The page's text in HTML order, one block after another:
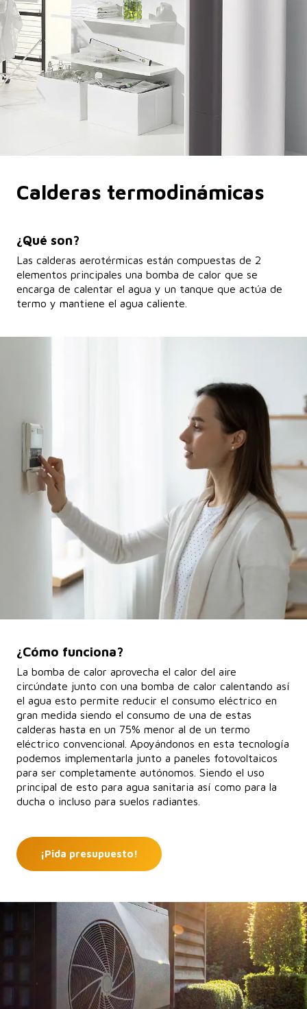
Calderas termodinámicas
¿Qué son?
Las calderas aerotérmicas están compuestas de 2
elementos principales una bomba de calor que se
encarga de calentar el agua y un tanque que actúa de
termo y mantiene el agua caliente.
¿Cómo funciona?
La bomba de calor aprovecha el calor del aire
circúndate junto con una bomba de calor calentando así
el agua esto permite reducir el consumo eléctrico en
gran medida siendo el consumo de una de estas
calderas hasta en un 75% menor al de un termo
eléctrico convencional. Apoyándonos en esta tecnología
podemos implementarla junto a paneles fotovoltaicos
para ser completamente autónomos. Siendo el uso
principal de esto para agua sanitaria así como para la
ducha o incluso para suelos radiantes.
¡Pida presupuesto!